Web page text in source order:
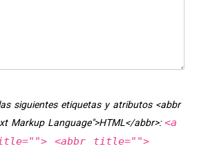
siguientes etiquetas y atributos <abbr
Markup Language">HTML</abbr>:<a
<abbr title="">